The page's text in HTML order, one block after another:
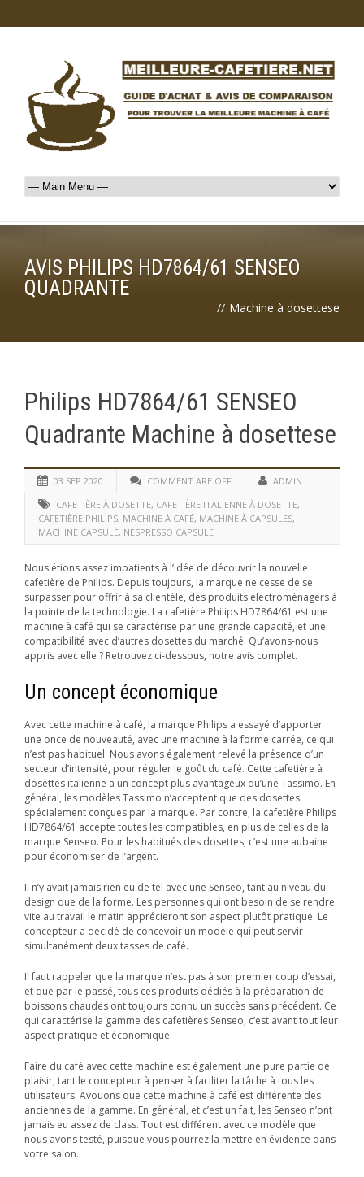
AVIS PHILIPS HD7864/61 SENSEO
QUADRANTE
// Machine à dosettese
Philips HD7864/61 SENSEO
Quadrante Machine à dosettese
03 SEP 2020 COMMENT ARE OFF
ADMIN
CAFETIÈRE À DOSETTE, CAFETIÈRE ITALIENNE À DOSETTE,
CAFETIÈRE PHILIPS, MACHINE À CAFÉ, MACHINE À CAPSULES,
MACHINE CAPSULE, NESPRESSO CAPSULE
Nous étions assez impatients à l’idée de découvrir la nouvelle
cafetière de Philips. Depuis toujours, la marque ne cesse de se
surpasser pour offrir à sa clientèle, des produits électroménagers à
la pointe de la technologie. La cafetière Philips HD7864/61 est une
machine à café qui se caractérise par une grande capacité, et une
compatibilité avec d’autres dosettes du marché. Qu’avons-nous
appris avec elle ? Retrouvez ci-dessous, notre avis complet.
Un concept économique
Avec cette machine à café, la marque Philips a essayé d’apporter
une once de nouveauté, avec une machine à la forme carrée, ce qui
n’est pas habituel. Nous avons également relevé la présence d’un
secteur d’intensité, pour réguler le goût du café. Cette cafetière à
dosettes italienne a un concept plus avantageux qu’une Tassimo. En
général, les modèles Tassimo n’acceptent que des dosettes
spécialement conçues par la marque. Par contre, la cafetière Philips
HD7864/61 accepte toutes les compatibles, en plus de celles de la
marque Senseo. Pour les habitués des dosettes, c’est une aubaine
pour économiser de l’argent.
Il n’y avait jamais rien eu de tel avec une Senseo, tant au niveau du
design que de la forme. Les personnes qui ont besoin de se rendre
vite au travail le matin apprécieront son aspect plutôt pratique. Le
concepteur a décidé de concevoir un modèle qui peut servir
simultanément deux tasses de café.
Il faut rappeler que la marque n’est pas à son premier coup d’essai,
et que par le passé, tous ces produits dédiés à la préparation de
boissons chaudes ont toujours connu un succès sans précédent. Ce
qui caractérise la gamme des cafetières Senseo, c’est avant tout leur
aspect pratique et économique.
Faire du café avec cette machine est également une pure partie de
plaisir, tant le concepteur à penser à faciliter la tâche à tous les
utilisateurs. Avouons que cette machine à café est différente des
anciennes de la gamme. En général, et c’est un fait, les Senseo n’ont
jamais eu assez de class. Tout est différent avec ce modèle que
nous avons testé, puisque vous pourrez la mettre en évidence dans
votre salon.